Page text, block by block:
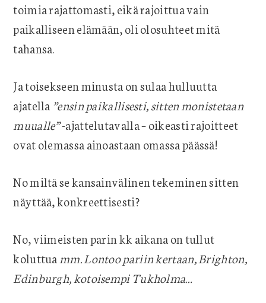
toimia rajattomasti, eikä rajoittua vain
paikalliseen elämään, oli olosuhteet mitä
tahansa.
Ja toisekseen minusta on sulaa hulluutta
ajatella ”ensin paikallisesti, sitten monistetaan
muualle”-ajattelutavalla – oikeasti rajoitteet
ovat olemassa ainoastaan omassa päässä!
No miltä se kansainvälinen tekeminen sitten
näyttää, konkreettisesti?
No, viimeisten parin kk aikana on tullut
koluttua mm. Lontoo pariin kertaan, Brighton,
Edinburgh, kotoisempi Tukholma…